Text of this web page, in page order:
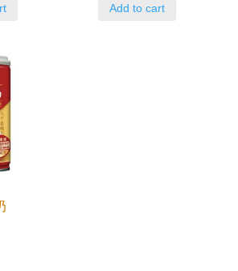
Add to cart